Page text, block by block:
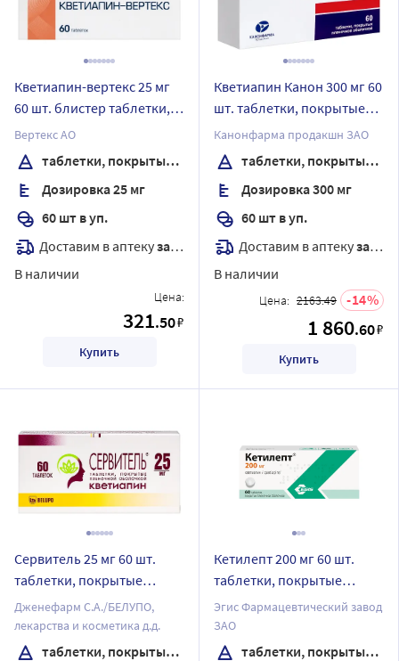
Кветиапин-вертекс 25 мг
60 шт. блистер таблетки,
покрытые пленочной
оболочкой
Вертекс АО
таблетки, покрытые пленочной оболочкой
Дозировка 25 мг
60 шт в уп.
Доставим в аптекузавтра
В наличии
Цена:
321.50₽
Купить
Кветиапин Канон 300 мг 60
шт. таблетки, покрытые
пленочной оболочкой
Канонфарма продакшн ЗАО
таблетки, покрытые пленочной оболочкой
Дозировка 300 мг
60 шт в уп.
Доставим в аптекузавтра
В наличии
Цена: 2163.49 14
1 860.60₽
Купить
Сервитель 25 мг 60 шт.
таблетки, покрытые
пленочной оболочкой
Дженефарм С.А./БЕЛУПО,
лекарства и косметика д.д.
таблетки, покрытые пленочной оболочкой
Кетилепт 200 мг 60 шт.
таблетки, покрытые
пленочной оболочкой
Эгис Фармацевтический завод
ЗАО
таблетки, покрытые пленочной оболочкой